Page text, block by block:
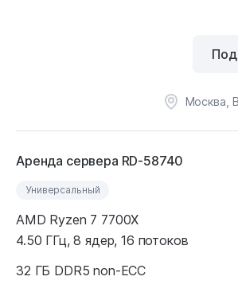
Москва,
Аренда сервера RD-58740
Универсальный
AMD Ryzen 7 7700X
4.50 ГГц, 8 ядер, 16 потоков
32 ГБ DDR5 non-ECC